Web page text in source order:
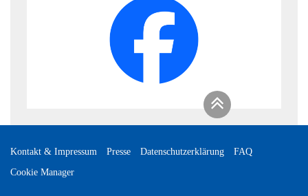
Kontakt & Impressum Presse Datenschutzerklärung
FAQ
Cookie Manager